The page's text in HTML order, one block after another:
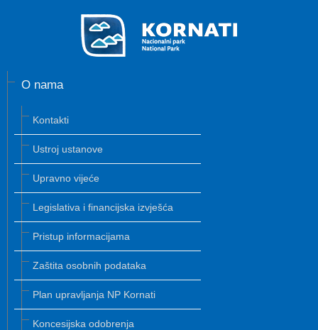
O nama
Kontakti
Ustroj ustanove
Upravno vijeće
Legislativa i financijska izvješća
Pristup informacijama
Zaštita osobnih podataka
Plan upravljanja NP Kornati
Koncesijska odobrenja